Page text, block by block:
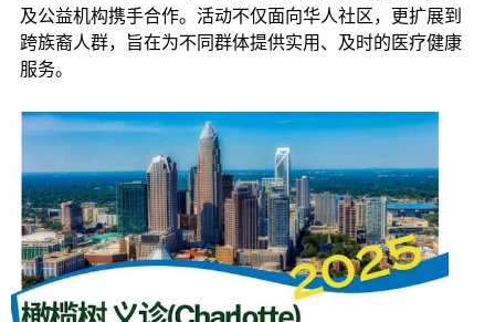
及公益机构携手合作。活动不仅面向华人社区，更扩展到
跨族裔人群，旨在为不同群体提供实用、及时的医疗健康
服务。